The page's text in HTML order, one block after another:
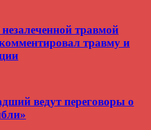
травмой
травму и
ведут переговоры о